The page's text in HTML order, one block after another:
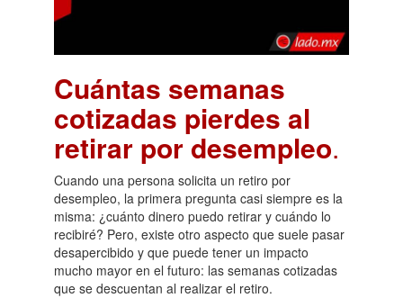
Cuántas semanas
cotizadas pierdes al
retirar por desempleo.
Cuando una persona solicita un retiro por
desempleo, la primera pregunta casi siempre es la
misma: ¿cuánto dinero puedo retirar y cuándo lo
recibiré? Pero, existe otro aspecto que suele pasar
desapercibido y que puede tener un impacto
mucho mayor en el futuro: las semanas cotizadas
que se descuentan al realizar el retiro.